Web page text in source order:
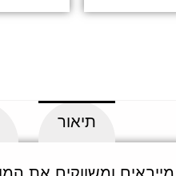
תיאור